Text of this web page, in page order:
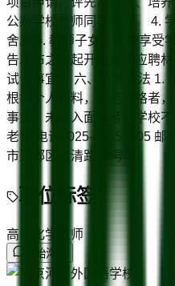
公办学校教师同等权利。 4.
舍。 5. 教师子女上本校享受
告发布之日起开始接受应聘
试讲事宜。 六、应聘方法 1.
根据个人材料，初选合格者
事宜。未进入面试者，学校
老师 电话: 025-69555105 邮
市建邺区太清路30号
职位标签
高中化学教师
开始沟通